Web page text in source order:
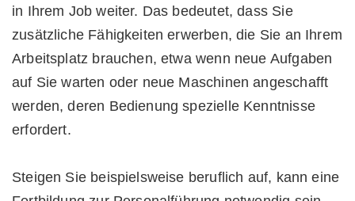
in Ihrem Job weiter. Das bedeutet, dass Sie
zusätzliche Fähigkeiten erwerben, die Sie an Ihrem
Arbeitsplatz brauchen, etwa wenn neue Aufgaben
auf Sie warten oder neue Maschinen angeschafft
werden, deren Bedienung spezielle Kenntnisse
erfordert.
Steigen Sie beispielsweise beruflich auf, kann eine